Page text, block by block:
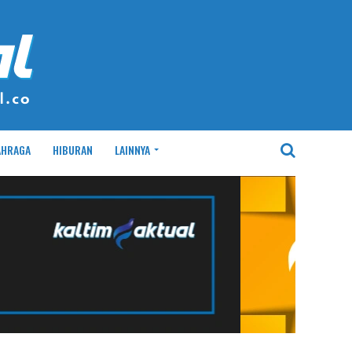
HIBURAN LAINNYA